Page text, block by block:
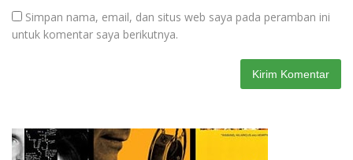
Simpan nama, email, dan situs web saya pada peramban ini
untuk komentar saya berikutnya.